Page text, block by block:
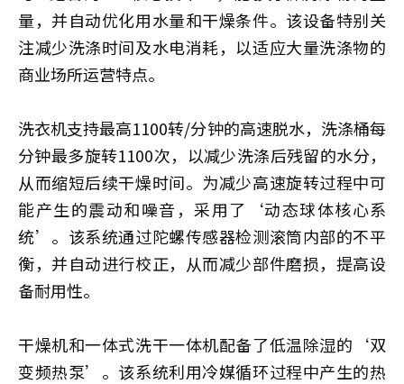
量，并自动优化用水量和干燥条件。该设备特别关
注减少洗涤时间及水电消耗，以适应大量洗涤物的
商业场所运营特点。
洗衣机支持最高1100转/分钟的高速脱水，洗涤桶每
分钟最多旋转1100次，以减少洗涤后残留的水分，
从而缩短后续干燥时间。为减少高速旋转过程中可
能产生的震动和噪音，采用了‘动态球体核心系
统’。该系统通过陀螺传感器检测滚筒内部的不平
衡，并自动进行校正，从而减少部件磨损，提高设
备耐用性。
干燥机和一体式洗干一体机配备了低温除湿的‘双
变频热泵’。该系统利用冷媒循环过程中产生的热